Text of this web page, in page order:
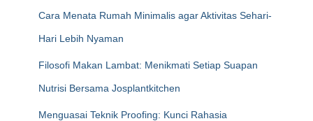
Cara Menata Rumah Minimalis agar Aktivitas Sehari-
Hari Lebih Nyaman
Filosofi Makan Lambat: Menikmati Setiap Suapan
Nutrisi Bersama Josplantkitchen
Menguasai Teknik Proofing: Kunci Rahasia